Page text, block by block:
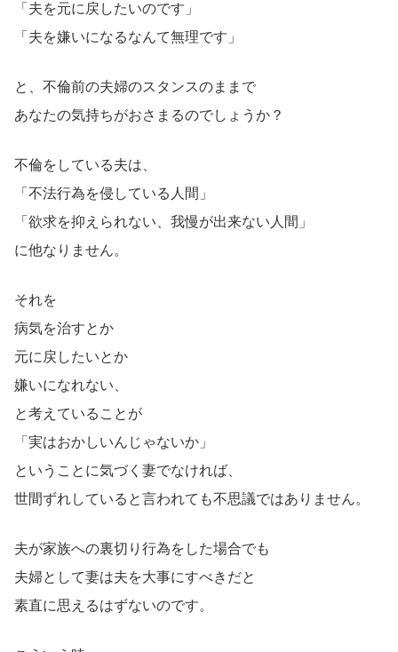
「夫を元に戻したいのです」
「夫を嫌いになるなんて無理です」
と、不倫前の夫婦のスタンスのままで
あなたの気持ちがおさまるのでしょうか？
不倫をしている夫は、
「不法行為を侵している人間」
「欲求を抑えられない、我慢が出来ない人間」
に他なりません。
それを
病気を治すとか
元に戻したいとか
嫌いになれない、
と考えていることが
「実はおかしいんじゃないか」
ということに気づく妻でなければ、
世間ずれしていると言われても不思議ではありません。
夫が家族への裏切り行為をした場合でも
夫婦として妻は夫を大事にすべきだと
素直に思えるはずないのです。